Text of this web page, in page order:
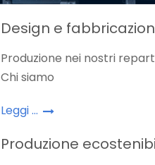
Design e
Produzione nei nostri
Chi siamo
Leggi ...
Produzione